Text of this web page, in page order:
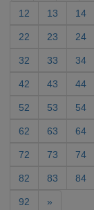
12 13 14
22 23 24
32 33 34
42 43 44
52 53 54
62 63 64
72 73 74
82 83 84
92 »